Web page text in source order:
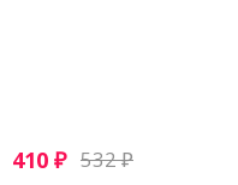
410 ₽ 532₽